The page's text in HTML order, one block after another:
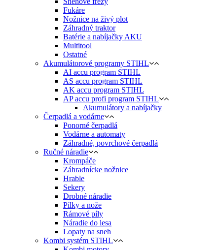
Fukáre
Nožnice na živý plot
Záhradný traktor
Batérie a nabíjačky AKU
Multitool
Ostatné
Akumulátorové programy STIHL
AI accu program STIHL
AS accu program STIHL
AK accu program STIHL
AP accu profi program STIHL
Akumulátory a nabíjačky
Čerpadlá a vodárne
Ponorné čerpadlá
Vodárne a automaty
Záhradné, povrchové čerpadlá
Ručné náradie
Krompáče
Záhradnícke nožnice
Hrable
Sekery
Drobné náradie
Pílky a nože
Rámové píly
Náradie do lesa
Lopaty na sneh
Kombi systém STIHL